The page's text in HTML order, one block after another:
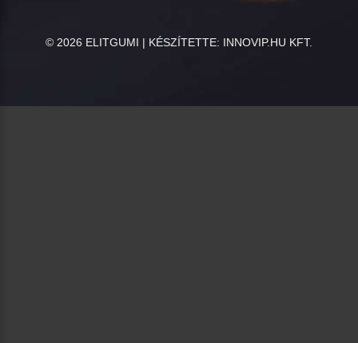
© 2026 ELITGUMI | KÉSZÍTETTE: INNOVIP.HU KFT.